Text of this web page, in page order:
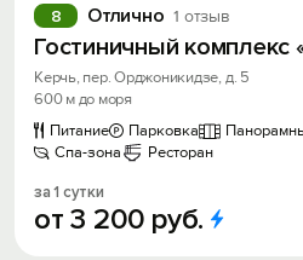
Отлично 1 отзыв
8
Гостиничный комплекс
Керчь, пер. Орджоникидзе, д. 5
600 м до моря
Питание
Парковка
Спа-зона
Ресторан
за 1 сутки
от3 200 руб.